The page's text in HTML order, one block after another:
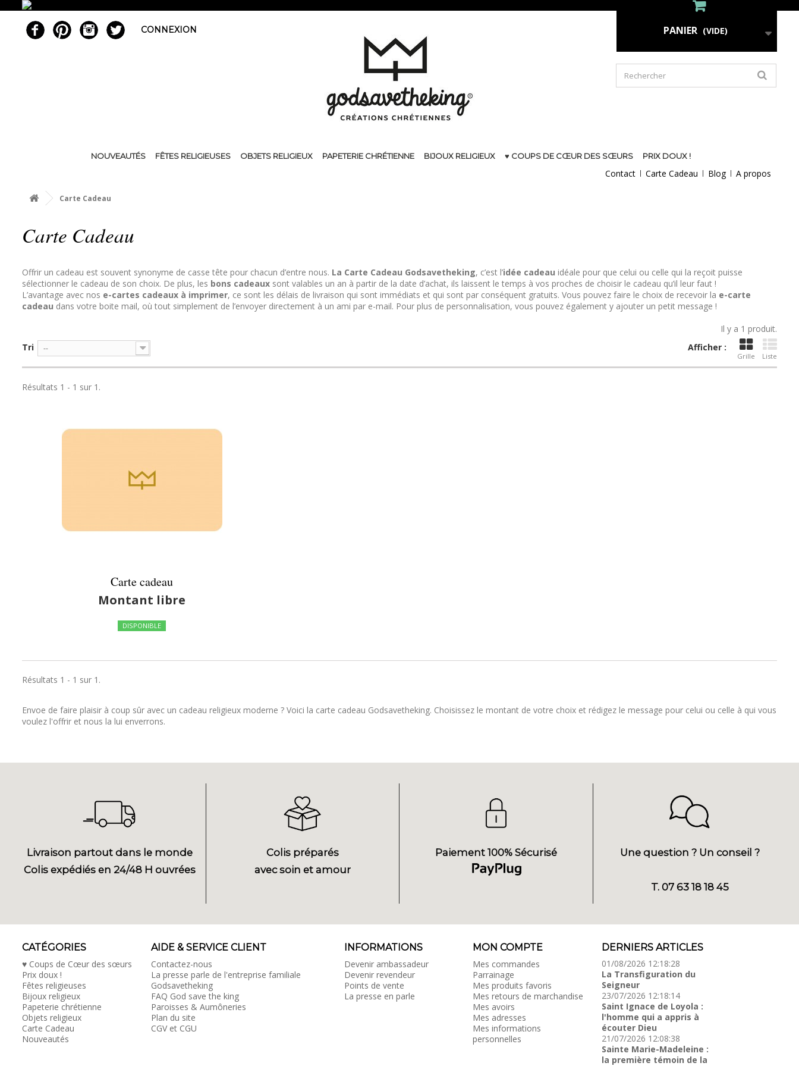
CONNEXION PANIER (VIDE)
NOUVEAUTÉS FÊTES RELIGIEUSES OBJETS RELIGIEUX PAPETERIE CHRÉTIENNE BIJOUX RELIGIEUX ♥ COUPS DE CŒUR DES SŒURS PRIX DOUX !
Contact Carte Cadeau Blog A propos
Carte Cadeau
Carte Cadeau
Offrir un cadeau est souvent synonyme de casse tête pour chacun d’entre nous. La Carte Cadeau Godsavetheking, c’est l’idée cadeau idéale pour que celui ou celle qui la reçoit puisse
sélectionner le cadeau de son choix. De plus, les bons cadeaux sont valables un an à partir de la date d’achat, ils laissent le temps à vos proches de choisir le cadeau qu’il leur faut !
L’avantage avec nos e-cartes cadeaux à imprimer, ce sont les délais de livraison qui sont immédiats et qui sont par conséquent gratuits. Vous pouvez faire le choix de recevoir la e-carte
cadeau dans votre boite mail, où tout simplement de l’envoyer directement à un ami par e-mail. Pour plus de personnalisation, vous pouvez également y ajouter un petit message !
Il y a 1 produit.
Afficher :
Grille Liste
Tri --
Résultats 1 - 1 sur 1.
Carte cadeau
Montant libre
DISPONIBLE
Résultats 1 - 1 sur 1.
Envoe de faire plaisir à coup sûr avec un cadeau religieux moderne ? Voici la carte cadeau Godsavetheking. Choisissez le montant de votre choix et rédigez le message pour celui ou celle à qui vous
voulez l'offrir et nous la lui enverrons.
Livraison partout dans le monde
Colis expédiés en 24/48 H ouvrées
Colis préparés
avec soin et amour
Paiement 100% Sécurisé Une question ? Un conseil ?
T. 07 63 18 18 45
CATÉGORIES
♥ Coups de Cœur des sœurs
Prix doux !
Fêtes religieuses
Bijoux religieux
Papeterie chrétienne
Objets religieux
Carte Cadeau
Nouveautés
AIDE & SERVICE CLIENT
Contactez-nous
La presse parle de l'entreprise familiale
Godsavetheking
FAQ God save the king
Paroisses & Aumôneries
Plan du site
CGV et CGU
INFORMATIONS
Devenir ambassadeur
Devenir revendeur
Points de vente
La presse en parle
MON COMPTE
Mes commandes
Parrainage
Mes produits favoris
Mes retours de marchandise
Mes avoirs
Mes adresses
Mes informations
personnelles
DERNIERS ARTICLES
01/08/2026 12:18:28
La Transfiguration du
Seigneur
23/07/2026 12:18:14
Saint Ignace de Loyola :
l'homme qui a appris à
écouter Dieu
21/07/2026 12:08:38
Sainte Marie-Madeleine :
la première témoin de la